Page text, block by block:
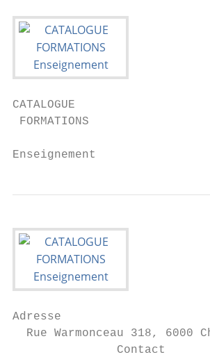
CATALOGUE
FORMATIONS
Enseignement
Adresse
Rue Warmonceau 318, 6000
               Contact